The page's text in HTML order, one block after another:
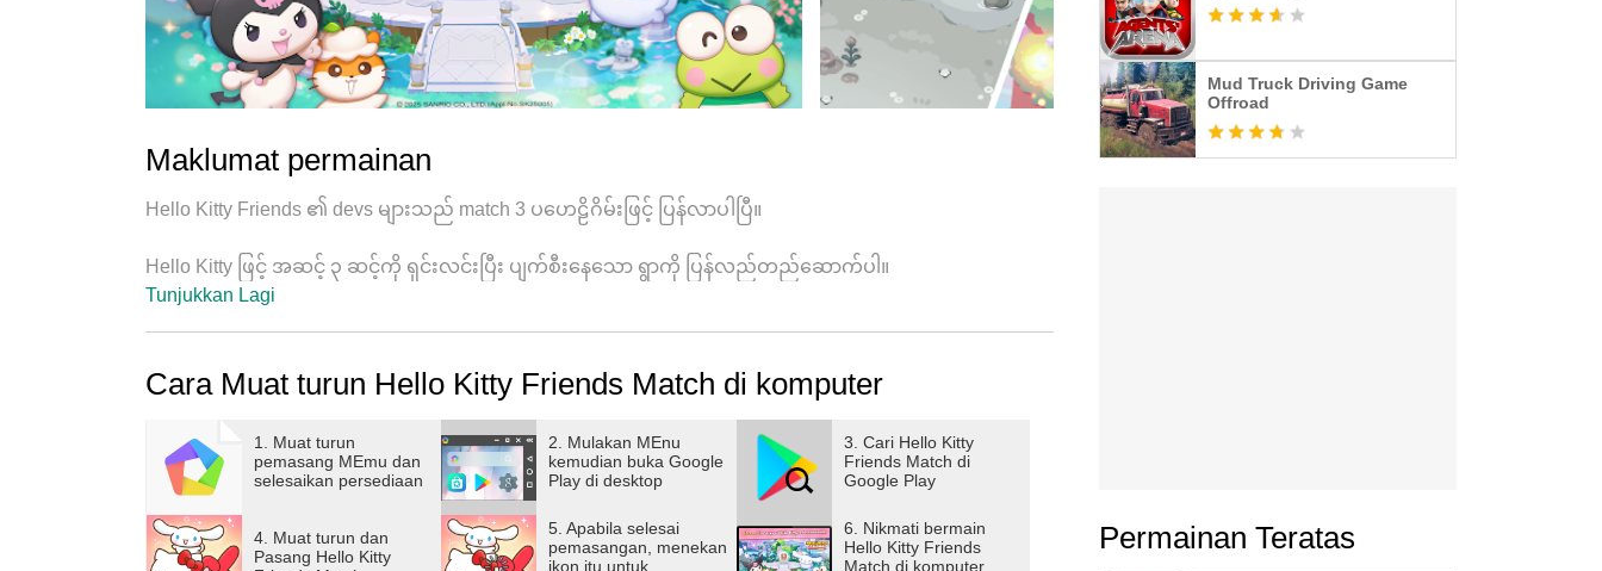
Maklumat permainan
Hello Kitty Friends ၏ devs များသည် match 3 ပဟေဠိဂိမ်းဖြင့် ပြန်လာပါပြီ။
Hello Kitty ဖြင့် အဆင့် ၃ ဆင့်ကို ရှင်းလင်းပြီး ပျက်စီးနေသော ရွာကို ပြန်လည်တည်ဆောက်ပါ။
သင်၏ကြင်နာသောသူငယ်ချင်းများ၊ Sanrio ဇာတ်ကောင်များကသင့်ကိုကူညီလိမ့်မည်။
[အင်္ဂါရပ်များ]
■ ထောင်ပေါင်းများစွာသော ထူးခြားသောပွဲစဉ် 3 အဆင့်များသည် သင့်အား စောင့်ကြိုနေပါသည်။
■ ချစ်စရာနှင့် ပျော်စရာကောင်းသော Sanrio ဇာတ်ကောင်များကို စုဆောင်းပါ။
■ Sanrio မှဇာတ်ကောင်များဖြင့် Dreamland ကိုစူးစမ်းပါ။
■ အယ်လ်ဘမ်တွင် Dreamland တွင်ပြုလုပ်ခဲ့သော မြတ်နိုးဖွယ်အမှတ်တရများကို သိမ်းဆည်းပါ။
■ အသင်းဖော်တွေနဲ့ နှလုံးသားချင်းဖလှယ်ပြီး သင်တစ်ယောက်တည်း ဘယ်တော့မှ မနေပါဘူး။
Tunjukkan Lagi
Cara Muat turun Hello Kitty Friends Match di komputer
1. Muat turun
pemasang MEmu dan
selesaikan persediaan
2. Mulakan MEnu
kemudian buka Google
Play di desktop
3. Cari Hello Kitty
Friends Match di
Google Play
4. Muat turun dan
Pasang Hello Kitty
5. Apabila selesai
pemasangan, menekan
ikon itu untuk
6. Nikmati bermain
Hello Kitty Friends
Match di komputer
Mud Truck Driving Game
Offroad
Permainan Teratas